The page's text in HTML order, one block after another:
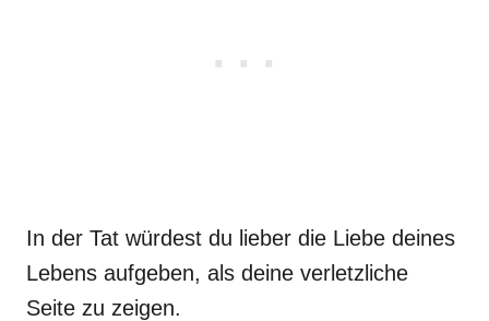
In der Tat würdest du lieber die Liebe deines
Lebens aufgeben, als deine verletzliche
Seite zu zeigen.